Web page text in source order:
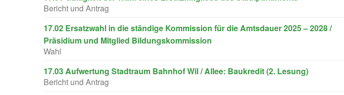
Bericht und Antrag
17.02 Ersatzwahl in die ständige Kommission für die Amtsdauer 2025 – 2028 /
Präsidium und Mitglied Bildungskommission
Wahl
17.03 Aufwertung Stadtraum Bahnhof Wil / Allee: Baukredit (2. Lesung)
Bericht und Antrag